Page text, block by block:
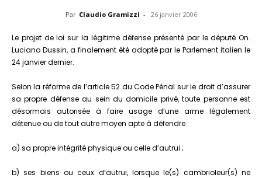
Par Claudio Gramizzi - 26 janvier 2006
Le projet de loi sur la légitime défense présenté par le député On.
Luciano Dussin, a finalement été adopté par le Parlement italien le
24 janvier dernier.
Selon la réforme de l’article 52 du Code Pénal sur le droit d’assurer
sa propre défense au sein du domicile privé, toute personne est
désormais autorisée à faire usage d’une arme légalement
détenue ou de tout autre moyen apte à défendre :
a) sa propre intégrité physique ou celle d’autrui ;
b) ses biens ou ceux d’autrui, lorsque le(s) cambrioleur(s) ne